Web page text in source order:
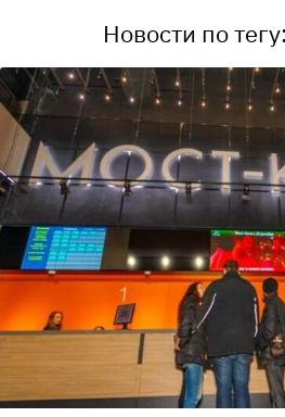
Новости по